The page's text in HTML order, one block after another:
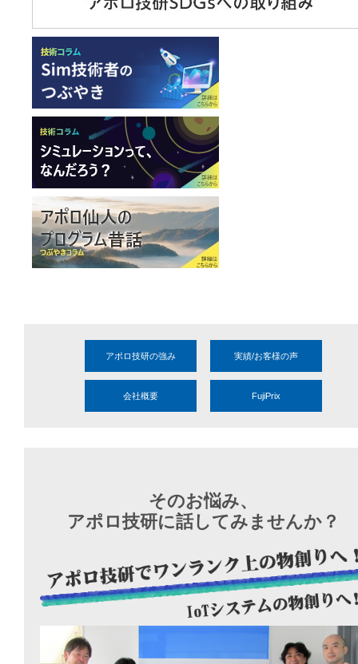
アポロ技研の強み 実績/お客様の声
会社概要 FujiPrix
そのお悩み、
アポロ技研に話してみませんか？